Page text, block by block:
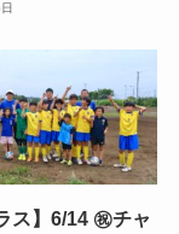
ス】6/14 ㊗️チャ